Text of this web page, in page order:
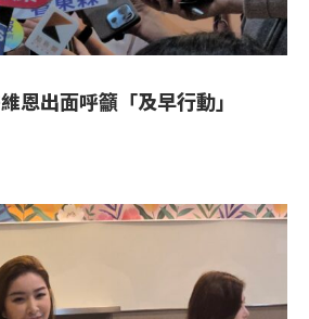
出面呼籲「及早行動」